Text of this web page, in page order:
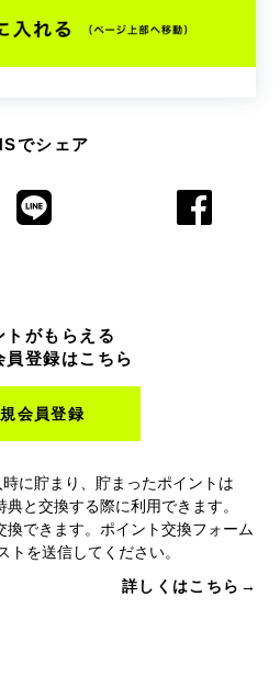
でシェア
トがもらえる
員登録はこちら
会員登録
に貯まり、貯まったポイントは
と交換する際に利用できます。
できます。ポイント交換フォーム
トを送信してください。
詳しくはこちら→